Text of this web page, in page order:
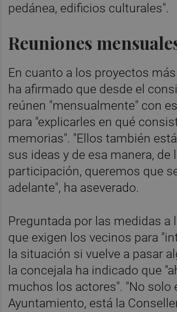
pedánea, edificios culturales".
Reuniones
En cuanto a los proyectos
ha afirmado que desde el
reúnen "mensualmente" con
para "explicarles en qué
memorias". "Ellos también
sus ideas y de esa manera, de
participación, queremos que
adelante", ha aseverado.
Preguntada por las medidas a
que exigen los vecinos para
la situación si vuelve a pasar
la concejala ha indicado que
muchos los actores". "No solo
Ayuntamiento, está la